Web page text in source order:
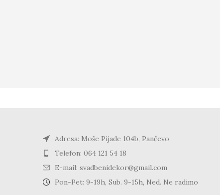
Adresa: Moše Pijade 104b, Pančevo
Telefon: 064 121 54 18
E-mail: svadbenidekor@gmail.com
Pon-Pet: 9-19h, Sub. 9-15h, Ned. Ne radimo